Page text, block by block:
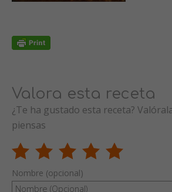
Valora esta receta
¿Te ha gustado esta receta?
piensas
Nombre (opcional)